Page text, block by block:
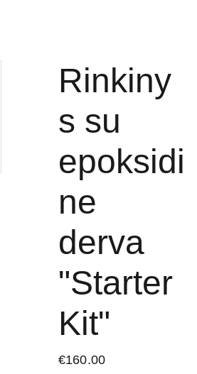
Rinkiny
s su
epoksidi
ne
derva
"Starter
Kit"
€160.00